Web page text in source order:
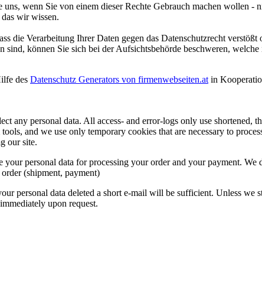
uns, wenn Sie von einem dieser Rechte Gebrauch machen wollen -
wir wissen.
die Verarbeitung Ihrer Daten gegen das Datenschutzrecht
sind, können Sie sich bei der Aufsichtsbehörde beschweren,
des Datenschutz Generators von firmenwebseiten.at in
any personal data. All access- and error-logs only use shortened,
and we use only temporary cookies that are necessary to
our site.
your personal data for processing your order and your payment.
(shipment, payment)
personal data deleted a short e-mail will be sufficient. Unless we
upon request.